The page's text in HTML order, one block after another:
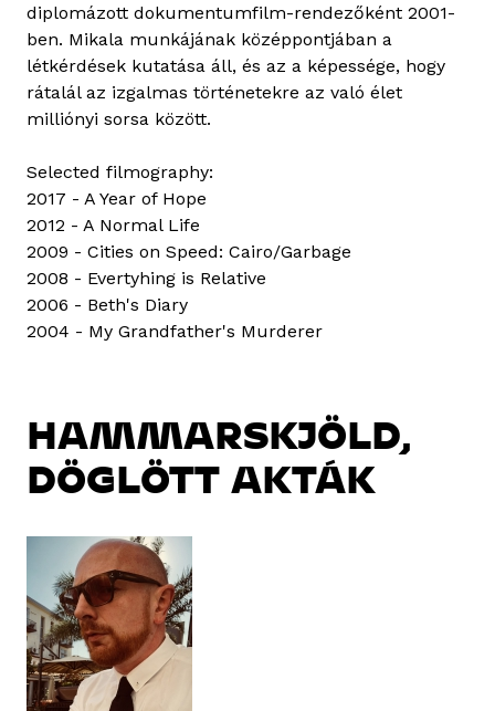
diplomázott dokumentumfilm-rendezőként 2001-
ben. Mikala munkájának középpontjában a
létkérdések kutatása áll, és az a képessége, hogy
rátalál az izgalmas történetekre az való élet
milliónyi sorsa között.
Selected filmography:
2017 - A Year of Hope
2012 - A Normal Life
2009 - Cities on Speed: Cairo/Garbage
2008 - Evertyhing is Relative
2006 - Beth's Diary
2004 - My Grandfather's Murderer
HAMMARSKJÖLD,
DÖGLÖTT AKTÁK